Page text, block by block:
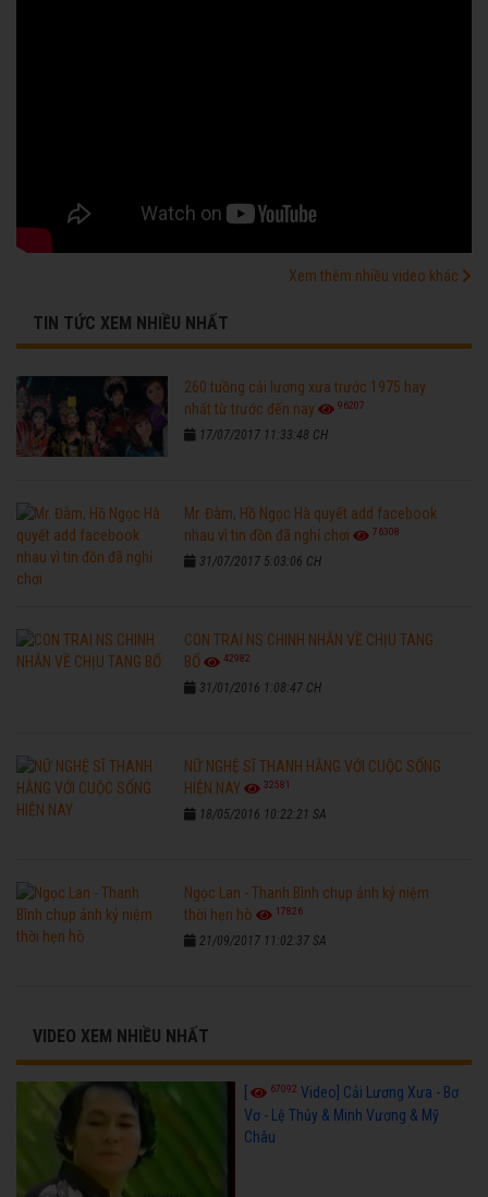
Xem thêm nhiều video khác
TIN TỨC XEM NHIỀU NHẤT
260 tuồng cải lương xưa trước 1975 hay
nhất từ trước đến nay
96207
17/07/2017 11:33:48 CH
Mr. Đàm, Hồ Ngọc Hà quyết add facebook
nhau vì tin đồn đã nghỉ chơi
76308
31/07/2017 5:03:06 CH
CON TRAI NS CHINH NHẪN VỀ CHỊU TANG
BỐ
42982
31/01/2016 1:08:47 CH
NỮ NGHỆ SĨ THANH HẰNG VỚI CUỘC SỐNG
HIỆN NAY
32581
18/05/2016 10:22:21 SA
Ngọc Lan - Thanh Bình chụp ảnh kỷ niệm
thời hẹn hò
17826
21/09/2017 11:02:37 SA
VIDEO XEM NHIỀU NHẤT
[ 67092 Video] Cải Lương Xưa - Bơ
Vơ - Lệ Thủy & Minh Vương & Mỹ
Châu